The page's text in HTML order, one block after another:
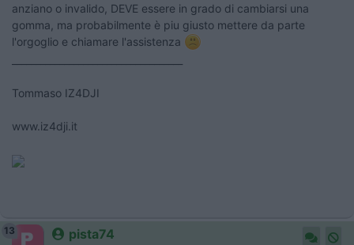
anziano o invalido, DEVE essere in grado di cambiarsi una
gomma, ma probabilmente è piu giusto mettere da parte
l'orgoglio e chiamare l'assistenza
Tommaso IZ4DJI
www.iz4dji.it
13 pista74